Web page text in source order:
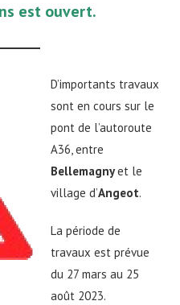
est ouvert.
D’importants travaux
sont en cours sur le
pont de l’autoroute
A36, entre
Bellemagnyet le
village d’Angeot.
La période de
travaux est prévue
du 27 mars au 25
août 2023.